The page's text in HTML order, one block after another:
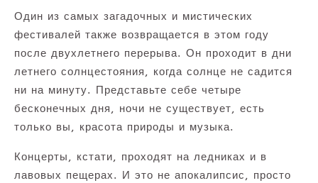
Один из самых загадочных и мистических
фестивалей также возвращается в этом году
после двухлетнего перерыва. Он проходит в дни
летнего солнцестояния, когда солнце не садится
ни на минуту. Представьте себе четыре
бесконечных дня, ночи не существует, есть
только вы, красота природы и музыка.
Концерты, кстати, проходят на ледниках и в
лавовых пещерах. И это не апокалипсис, просто